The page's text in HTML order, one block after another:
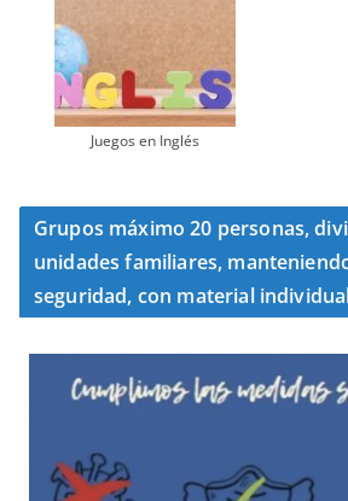
Juegos en Inglés
Grupos máximo 20 personas,
unidades familiares,
seguridad, con material